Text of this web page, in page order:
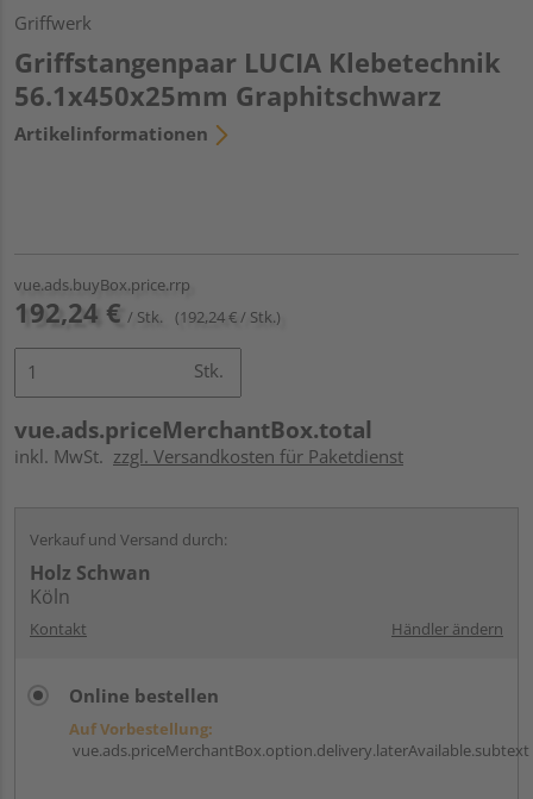
Griffwerk
Griffstangenpaar LUCIA Klebetechnik
56.1x450x25mm Graphitschwarz
Artikelinformationen
vue.ads.buyBox.price.rrp
192,24 € / Stk. (192,24 € / Stk.)
Stk.
vue.ads.priceMerchantBox.total
inkl. MwSt. zzgl. Versandkosten für Paketdienst
Verkauf und Versand durch:
Holz Schwan
Köln
Kontakt Händler ändern
Online bestellen
Auf Vorbestellung:
vue.ads.priceMerchantBox.option.delivery.laterAvailable.subtext